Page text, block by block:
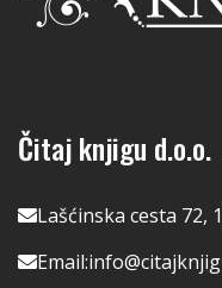
Čitaj knjigu d.o.o.
Lašćinska cesta 72,
Email: